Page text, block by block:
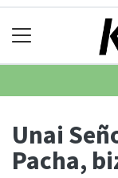
Unai
Pacha,